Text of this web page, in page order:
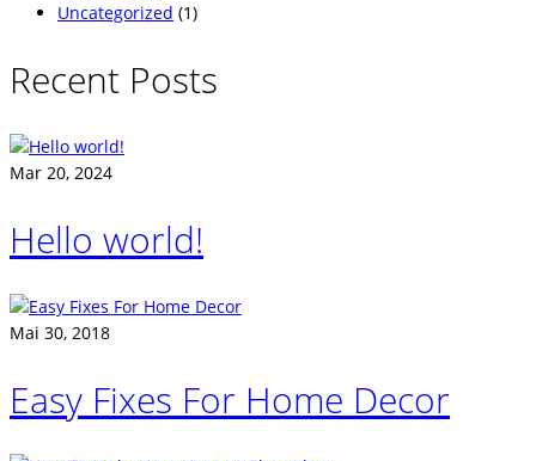
Uncategorized (1)
Recent Posts
Mar 20, 2024
Hello world!
Mai 30, 2018
Easy Fixes For Home Decor